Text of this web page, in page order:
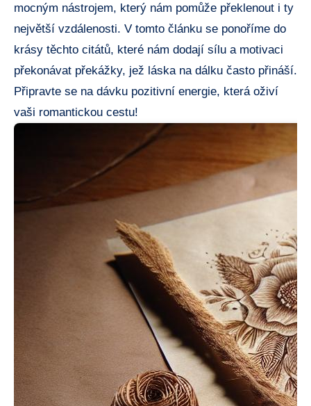
mocným nástrojem, který nám pomůže překlenout i ty
největší vzdálenosti. V tomto článku se ponoříme do
krásy těchto citátů, které nám dodají sílu a motivaci
překonávat překážky, jež láska na dálku často přináší.
Připravte se na dávku pozitivní energie, která oživí
vaši romantickou cestu!